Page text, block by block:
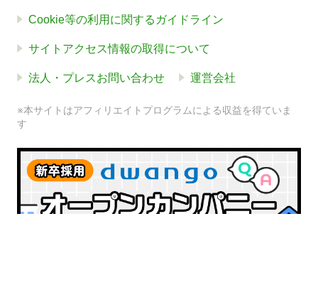
Cookie等の利用に関するガイドライン
サイトアクセス情報の取得について
法人・プレスお問い合わせ 運営会社
※本サイトはアフィリエイトプログラムによる収益を得ていま
す